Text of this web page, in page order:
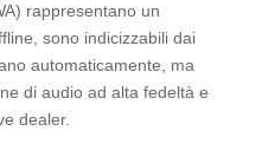
rappresentano un
sono indicizzabili dai
automaticamente, ma
di audio ad alta fedeltà e
dealer.